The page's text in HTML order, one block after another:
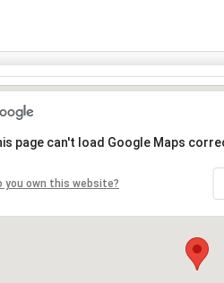
page can't load Google Maps
you own this website?